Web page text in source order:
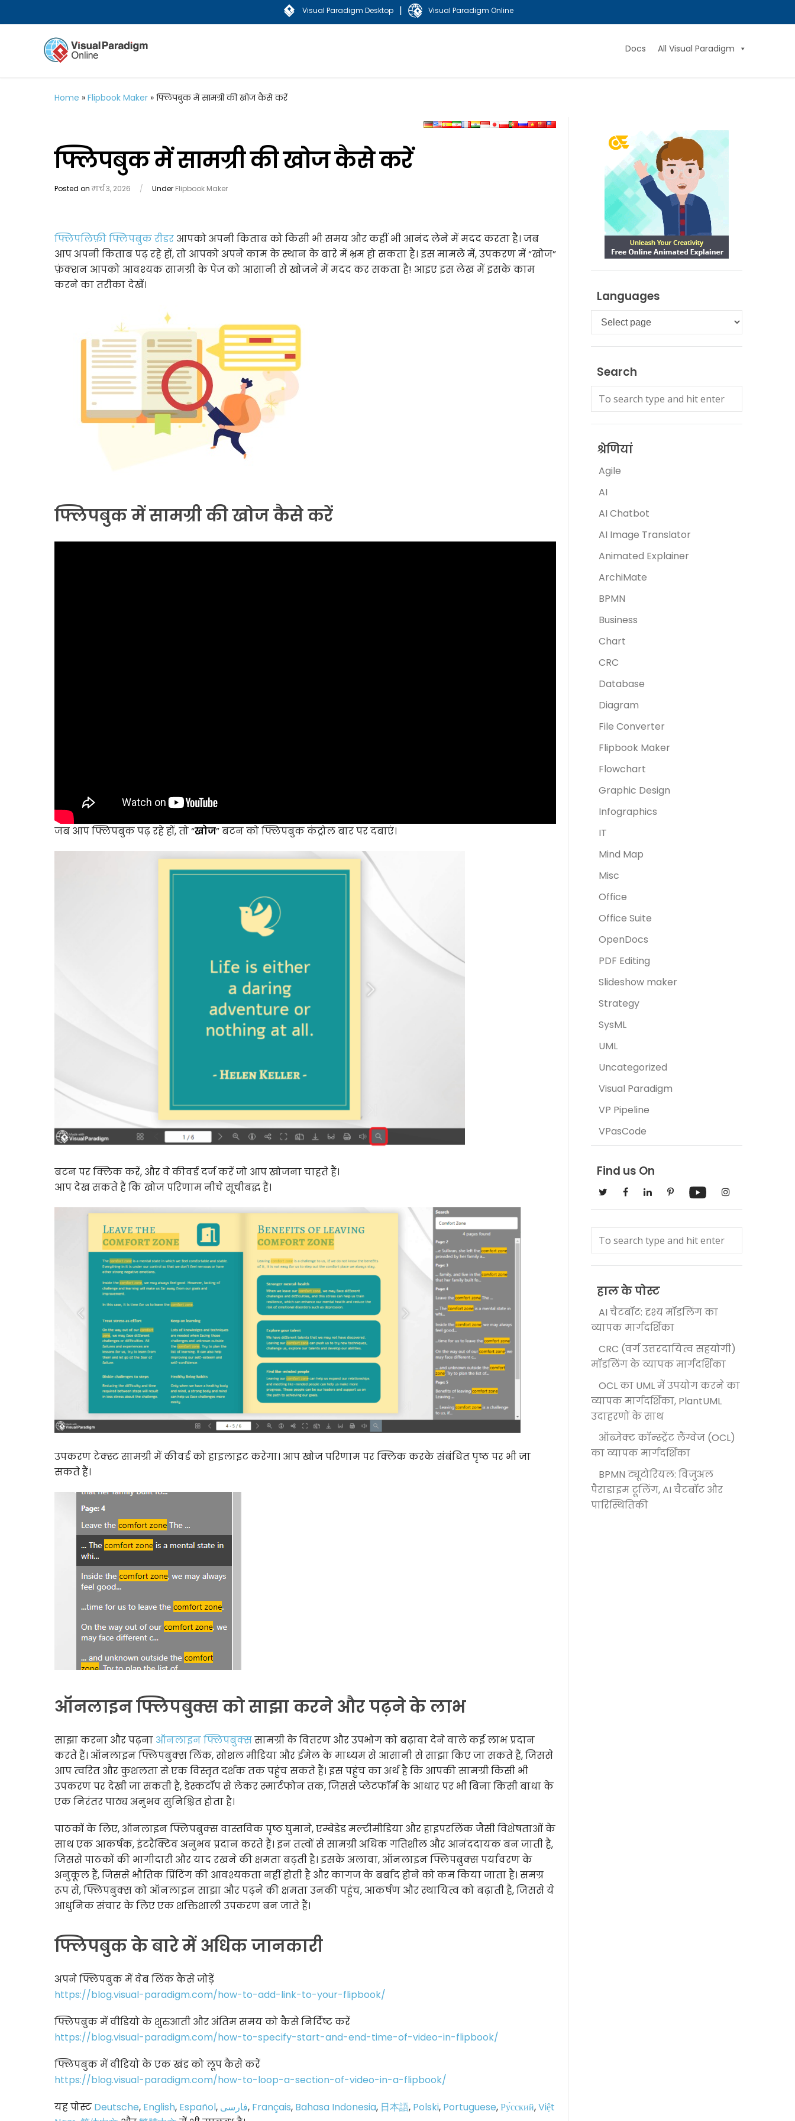
Visual Paradigm Desktop | Visual Paradigm Online
Docs All Visual Paradigm
Home » Flipbook Maker » फ्लिपबुक में सामग्री की खोज कैसे करें
फ्लिपबुक में सामग्री की खोज कैसे करें
Posted onमार्च 3, 2026 / Under Flipbook Maker
फ्लिपलिफ़ी फ्लिपबुक रीडर आपको अपनी किताब को किसी भी समय और कहीं भी आनंद लेने में मदद करता है। जब
आप अपनी किताब पढ़ रहे हों, तो आपको अपने काम के स्थान के बारे में भ्रम हो सकता है। इस मामले में, उपकरण में “खोज”
फ़ंक्शन आपको आवश्यक सामग्री के पेज को आसानी से खोजने में मदद कर सकता है! आइए इस लेख में इसके काम
करने का तरीका देखें।
फ्लिपबुक में सामग्री की खोज कैसे करें
जब आप फ्लिपबुक पढ़ रहे हों, तो “खोज” बटन को फ्लिपबुक कंट्रोल बार पर दबाएं।
बटन पर क्लिक करें, और वे कीवर्ड दर्ज करें जो आप खोजना चाहते हैं।
आप देख सकते हैं कि खोज परिणाम नीचे सूचीबद्ध हैं।
उपकरण टेक्स्ट सामग्री में कीवर्ड को हाइलाइट करेगा। आप खोज परिणाम पर क्लिक करके संबंधित पृष्ठ पर भी जा
सकते हैं।
ऑनलाइन फ्लिपबुक्स को साझा करने और पढ़ने के लाभ
साझा करना और पढ़ना ऑनलाइन फ्लिपबुक्ससामग्री के वितरण और उपभोग को बढ़ावा देने वाले कई लाभ प्रदान
करते हैं। ऑनलाइन फ्लिपबुक्स लिंक, सोशल मीडिया और ईमेल के माध्यम से आसानी से साझा किए जा सकते हैं, जिससे
आप त्वरित और कुशलता से एक विस्तृत दर्शक तक पहुंच सकते हैं। इस पहुंच का अर्थ है कि आपकी सामग्री किसी भी
उपकरण पर देखी जा सकती है, डेस्कटॉप से लेकर स्मार्टफोन तक, जिससे प्लेटफॉर्म के आधार पर भी बिना किसी बाधा के
एक निरंतर पाठ्य अनुभव सुनिश्चित होता है।
पाठकों के लिए, ऑनलाइन फ्लिपबुक्स वास्तविक पृष्ठ घुमाने, एम्बेडेड मल्टीमीडिया और हाइपरलिंक जैसी विशेषताओं के
साथ एक आकर्षक, इंटरैक्टिव अनुभव प्रदान करते हैं। इन तत्वों से सामग्री अधिक गतिशील और आनंददायक बन जाती है,
जिससे पाठकों की भागीदारी और याद रखने की क्षमता बढ़ती है। इसके अलावा, ऑनलाइन फ्लिपबुक्स पर्यावरण के
अनुकूल हैं, जिससे भौतिक प्रिंटिंग की आवश्यकता नहीं होती है और कागज के बर्बाद होने को कम किया जाता है। समग्र
रूप से, फ्लिपबुक्स को ऑनलाइन साझा और पढ़ने की क्षमता उनकी पहुंच, आकर्षण और स्थायित्व को बढ़ाती है, जिससे ये
आधुनिक संचार के लिए एक शक्तिशाली उपकरण बन जाते हैं।
फ्लिपबुक के बारे में अधिक जानकारी
अपने फ्लिपबुक में वेब लिंक कैसे जोड़ें
https://blog.visual-paradigm.com/how-to-add-link-to-your-flipbook/
फ्लिपबुक में वीडियो के शुरुआती और अंतिम समय को कैसे निर्दिष्ट करें
https://blog.visual-paradigm.com/how-to-specify-start-and-end-time-of-video-in-flipbook/
फ्लिपबुक में वीडियो के एक खंड को लूप कैसे करें
https://blog.visual-paradigm.com/how-to-loop-a-section-of-video-in-a-flipbook/
यह पोस्ट Deutsche, English, Español, فارسی, Français, Bahasa Indonesia, 日本語, Polski, Portuguese,Ру́сский,Việt
Languages
Languages
Search
श्रेणियां
Agile
AI
AI Chatbot
AI Image Translator
Animated Explainer
ArchiMate
BPMN
Business
Chart
CRC
Database
Diagram
File Converter
Flipbook Maker
Flowchart
Graphic Design
Infographics
IT
Mind Map
Misc
Office
Office Suite
OpenDocs
PDF Editing
Slideshow maker
Strategy
SysML
UML
Uncategorized
Visual Paradigm
VP Pipeline
VPasCode
Find us On
हाल के पोस्ट
AI चैटबॉट: दृश्य मॉडलिंग का
व्यापक मार्गदर्शिका
CRC (वर्ग उत्तरदायित्व सहयोगी)
मॉडलिंग के व्यापक मार्गदर्शिका
OCL का UML में उपयोग करने का
व्यापक मार्गदर्शिका, PlantUML
उदाहरणों के साथ
ऑब्जेक्ट कॉन्स्ट्रेंट लैंग्वेज (OCL)
का व्यापक मार्गदर्शिका
BPMN ट्यूटोरियल: विजुअल
पैराडाइम टूलिंग, AI चैटबॉट और
पारिस्थितिकी